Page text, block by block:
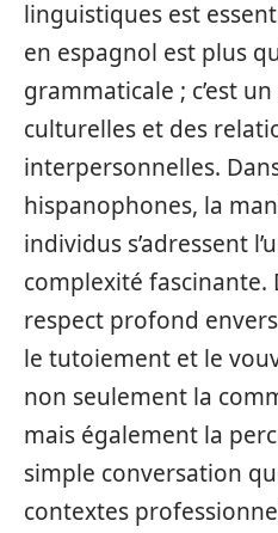
linguistiques est
en espagnol est plus
grammaticale ; c’est
culturelles et des
interpersonnelles.
hispanophones, la
individus s’adressent
complexité
respect profond
le tutoiement et le
non seulement la
mais également la
simple conversation
contextes